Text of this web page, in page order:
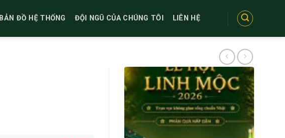
BẢN ĐỒ HỆ THỐNG ĐỘI NGŨ CỦA CHÚNG TÔI LIÊN HỆ